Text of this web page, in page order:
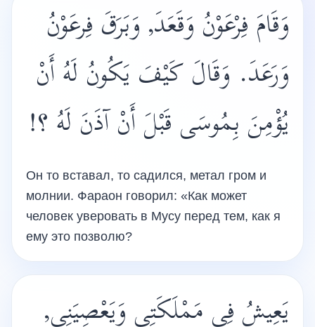
وَقَامَ فِرْعَوْنُ وَقَعَدَ, وَبَرَقَ فِرعَوْنُ
وَرَعَدَ. وَقَالَ كَيْفَ يَكُونُ لَهُ أَنْ
يُؤْمِنَ بِمُوسَى قَبْلَ أَنْ آذَنَ لَهُ ؟!
Он то вставал, то садился, метал гром и
молнии. Фараон говорил: «Как может
человек уверовать в Мусу перед тем, как я
ему это позволю?
يَعِيشُ فِي مَمْلَكَتِي وَيَعْصِيَنِي,